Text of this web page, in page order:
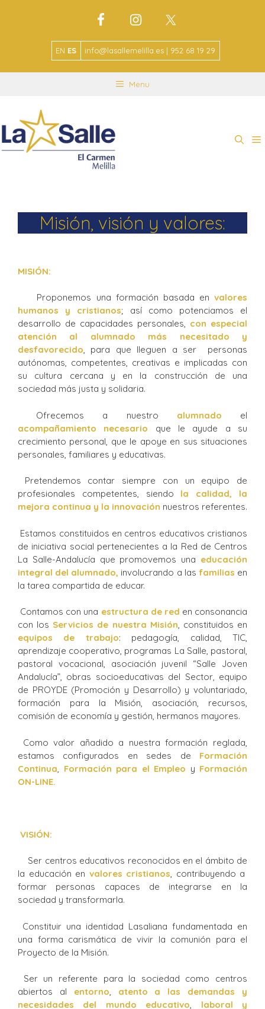
EN ES info@lasallemelilla.es | 952 68 19 29
Menu
Misión, visión y valores:
MISIÓN:
Proponemos una formación basada envalores
humanos y cristianos; así como potenciamos el
desarrollo de capacidades personales, con especial
atención al alumnado más necesitado y
desfavorecido, para que lleguen a ser personas
autónomas, competentes, creativas e implicadas con
su cultura cercana y en la construcción de una
sociedad más justa y solidaria.
Ofrecemos a nuestro alumnado el
acompañamiento necesario que le ayude a su
crecimiento personal, que le apoye en sus situaciones
personales, familiares y educativas.
Pretendemos contar siempre con un equipo de
profesionales competentes, siendo la calidad, la
mejora continua y la innovación nuestros referentes.
Estamos constituidos en centros educativos cristianos
de iniciativa social pertenecientes a la Red de Centros
La Salle-Andalucía que promovemos una educación
integral del alumnado, involucrando a las familias en
la tarea compartida de educar.
Contamos con una estructura de red en consonancia
con los Servicios de nuestra Misión, constituidos en
equipos de trabajo: pedagogía, calidad, TIC,
aprendizaje cooperativo, programas La Salle, pastoral,
pastoral vocacional, asociación juvenil “Salle Joven
Andalucía”, obras socioeducativas del Sector, equipo
de PROYDE (Promoción y Desarrollo) y voluntariado,
formación para la Misión, asociación, recursos,
comisión de economía y gestión, hermanos mayores.
Como valor añadido a nuestra formación reglada,
estamos configurados en sedes de Formación
Continua
Formación para el Empleo y Formación
ON-LINE.
VISIÓN:
Ser centros educativos reconocidos en el ámbito de
la educación en valores cristianos, contribuyendo a
formar personas capaces de integrarse en la
sociedad y transformarla.
Constituir una identidad Lasaliana fundamentada en
una forma carismática de vivir la comunión para el
Proyecto de la Misión.
Ser un referente para la sociedad como centros
abiertos al entorno, atento a las demandas y
necesidades del mundo educativo, laboral y